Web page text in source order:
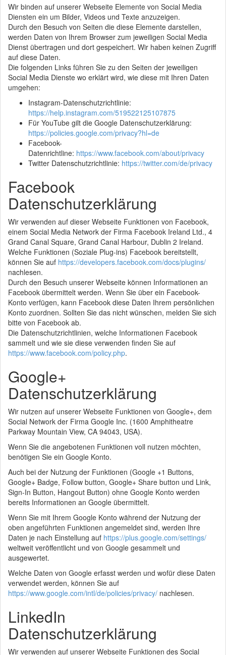
Wir binden auf unserer Webseite Elemente von Social Media
Diensten ein um Bilder, Videos und Texte anzuzeigen.
Durch den Besuch von Seiten die diese Elemente darstellen,
werden Daten von Ihrem Browser zum jeweiligen Social Media
Dienst übertragen und dort gespeichert. Wir haben keinen Zugriff
auf diese Daten.
Die folgenden Links führen Sie zu den Seiten der jeweiligen
Social Media Dienste wo erklärt wird, wie diese mit Ihren Daten
umgehen:
Instagram-Datenschutzrichtlinie:
https://help.instagram.com/519522125107875
Für YouTube gilt die Google Datenschutzerklärung:
https://policies.google.com/privacy?hl=de
Facebook-
Datenrichtline: https://www.facebook.com/about/privacy
Twitter Datenschutzrichtlinie: https://twitter.com/de/privacy
Facebook
Datenschutzerklärung
Wir verwenden auf dieser Webseite Funktionen von Facebook,
einem Social Media Network der Firma Facebook Ireland Ltd., 4
Grand Canal Square, Grand Canal Harbour, Dublin 2 Ireland.
Welche Funktionen (Soziale Plug-ins) Facebook bereitstellt,
können Sie auf https://developers.facebook.com/docs/plugins/
nachlesen.
Durch den Besuch unserer Webseite können Informationen an
Facebook übermittelt werden. Wenn Sie über ein Facebook-
Konto verfügen, kann Facebook diese Daten Ihrem persönlichen
Konto zuordnen. Sollten Sie das nicht wünschen, melden Sie sich
bitte von Facebook ab.
Die Datenschutzrichtlinien, welche Informationen Facebook
sammelt und wie sie diese verwenden finden Sie auf
https://www.facebook.com/policy.php.
Google+
Datenschutzerklärung
Wir nutzen auf unserer Webseite Funktionen von Google+, dem
Social Network der Firma Google Inc. (1600 Amphitheatre
Parkway Mountain View, CA 94043, USA).
Wenn Sie die angebotenen Funktionen voll nutzen möchten,
benötigen Sie ein Google Konto.
Auch bei der Nutzung der Funktionen (Google +1 Buttons,
Google+ Badge, Follow button, Google+ Share button und Link,
Sign-In Button, Hangout Button) ohne Google Konto werden
bereits Informationen an Google übermittelt.
Wenn Sie mit Ihrem Google Konto während der Nutzung der
oben angeführten Funktionen angemeldet sind, werden Ihre
Daten je nach Einstellung auf https://plus.google.com/settings/
weltweit veröffentlicht und von Google gesammelt und
ausgewertet.
Welche Daten von Google erfasst werden und wofür diese Daten
verwendet werden, können Sie auf
https://www.google.com/intl/de/policies/privacy/ nachlesen.
LinkedIn
Datenschutzerklärung
Wir verwenden auf unserer Webseite Funktionen des Social